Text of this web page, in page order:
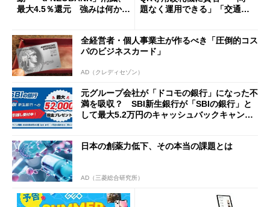
最大4.5％還元 強みは何か解
題なく運用できる」「交通系I
全経営者・個人事業主が作るべき「圧倒的コス
パのビジネスカード」
AD（クレディセゾン）
元グループ会社が「ドコモの銀行」になった不
満を吸収？ SBI新生銀行が「SBIの銀行」と
して最大5.2万円のキャッシュバックキャンペ
日本の創薬力低下、その本当の課題とは
AD（三菱総合研究所）